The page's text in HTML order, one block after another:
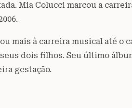
Mia Colucci marcou a
mais à carreira musical até o
dois filhos. Seu último
gestação.